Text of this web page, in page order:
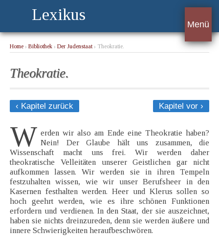
Lexikus
Menü
Home › Bibliothek › Der Judenstaat› Theokratie.
Theokratie.
‹ Kapitel zurück Kapitel vor ›
W erden wir also am Ende eine Theokratie haben?
Nein! Der Glaube hält uns zusammen, die
Wissenschaft macht uns frei. Wir werden daher
theokratische Velleitäten unserer Geistlichen gar nicht
aufkommen lassen. Wir werden sie in ihren Tempeln
festzuhalten wissen, wie wir unser Berufsheer in den
Kasernen festhalten werden. Heer und Klerus sollen so
hoch geehrt werden, wie es ihre schönen Funktionen
erfordern und verdienen. In den Staat, der sie auszeichnet,
haben sie nichts dreinzureden, denn sie werden äußere und
innere Schwierigkeiten heraufbeschwören.